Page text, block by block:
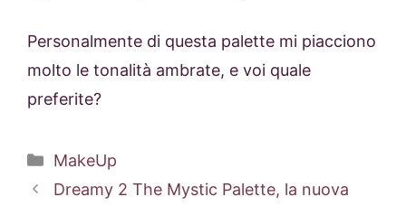
Personalmente di questa palette mi piacciono
molto le tonalità ambrate, e voi quale
preferite?
Categorie
MakeUp
Dreamy 2 The Mystic Palette, la nuova